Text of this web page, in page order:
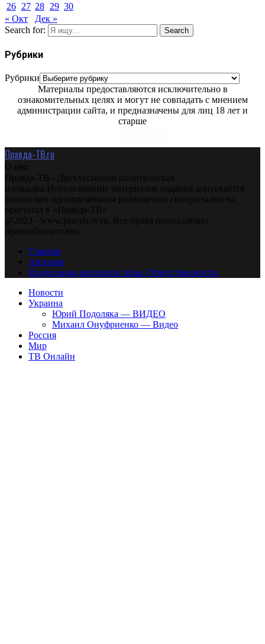
26 27 28 29 30
« Окт
Дек »
Search for:
Search
Рубрики
Рубрики
Материалы предоставляются исключительно в
ознакомительных целях и могут не совпадать с мнением
администрации сайта, и предназначены для лиц 18 лет и
старше
Правда-ТВ.ru
О нас
Правда-ТВ - Дискуссионно политическая
площадка.Использование материалов издания допускается
только при одновременном размещении гиперссылки на
оригинал в «Правда-ТВ»
@2023 - www.pravda-tv.ru. Все права принадлежат
правообладателям.
Главная
Авторам
Владельцам авторских прав. Ответственности.
Новости
Украина
Юрий Подоляка — ВИДЕО
Михаил Онуфриенко — Видео
Россия
Мир
ТВ Онлайн